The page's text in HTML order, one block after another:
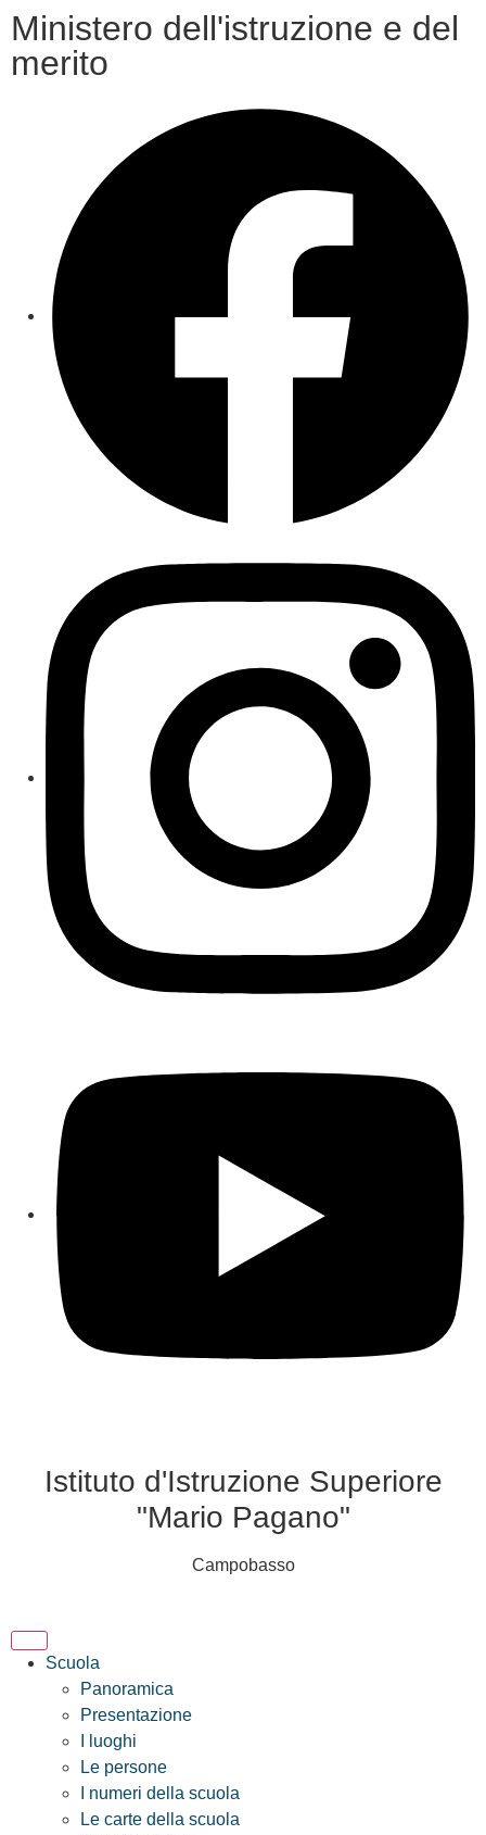
Ministero dell'istruzione e del
merito
Istituto d'Istruzione Superiore
"Mario Pagano"
Campobasso
Scuola
Panoramica
Presentazione
I luoghi
Le persone
I numeri della scuola
Le carte della scuola